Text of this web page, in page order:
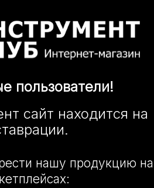
пользователи!
сайт находится на
нашу продукцию на